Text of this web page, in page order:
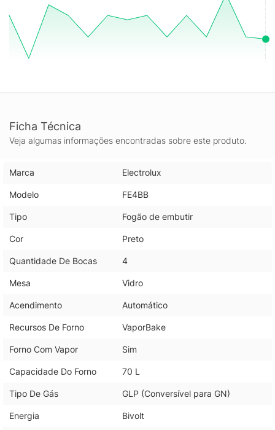
Ficha Técnica
Veja algumas informações encontradas sobre este produto.
Marca Electrolux
Modelo FE4BB
Tipo Fogão de embutir
Cor Preto
Quantidade De Bocas 4
Mesa Vidro
Acendimento Automático
Recursos De Forno VaporBake
Forno Com Vapor Sim
Capacidade Do Forno 70 L
Tipo De Gás GLP (Conversível para GN)
Energia Bivolt